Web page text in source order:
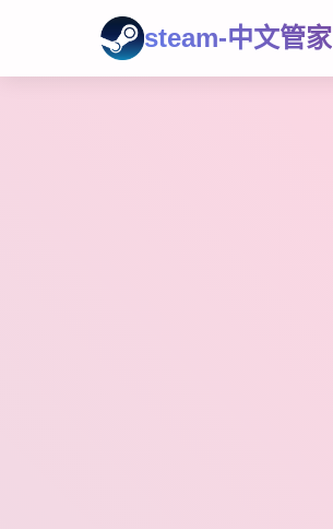
steam-中文管家